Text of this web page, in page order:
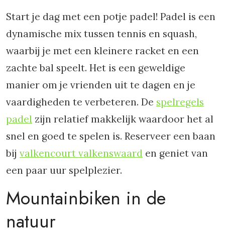
Start je dag met een potje padel! Padel is een
dynamische mix tussen tennis en squash,
waarbij je met een kleinere racket en een
zachte bal speelt. Het is een geweldige
manier om je vrienden uit te dagen en je
vaardigheden te verbeteren. De spelregels
padel zijn relatief makkelijk waardoor het al
snel en goed te spelen is. Reserveer een baan
bij valkencourt valkenswaard en geniet van
een paar uur spelplezier.
Mountainbiken in de
natuur